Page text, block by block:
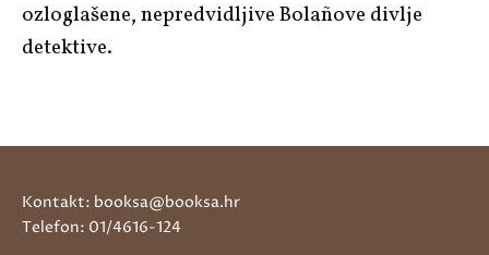
ozloglašene, nepredvidljiveBolañove divlje
detektive.
Kontakt: booksa@booksa.hr
Telefon: 01/4616-124